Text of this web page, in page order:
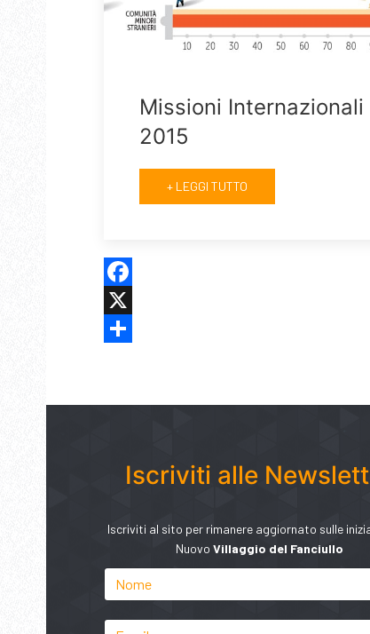
Missioni Internazionali
2015
+ LEGGI TUTTO
Facebook
X
Iscriviti alle
Iscriviti al sito per rimanere aggiornato sulle
Nuovo Villaggio del Fanciullo